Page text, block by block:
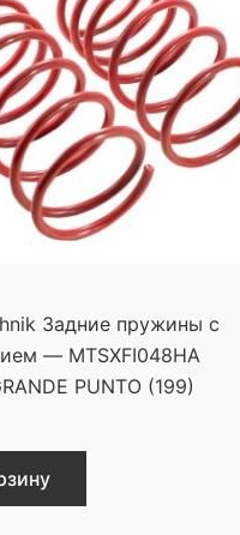
Задние пружины с
— MTSXFI048HA
PUNTO (199)